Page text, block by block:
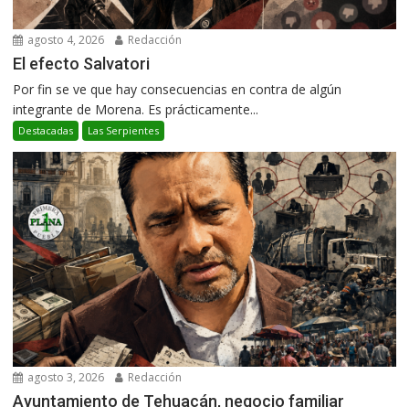
agosto 4, 2026 Redacción
El efecto Salvatori
Por fin se ve que hay consecuencias en contra de algún
integrante de Morena. Es prácticamente...
Destacadas Las Serpientes
agosto 3, 2026 Redacción
Ayuntamiento de Tehuacán, negocio familiar